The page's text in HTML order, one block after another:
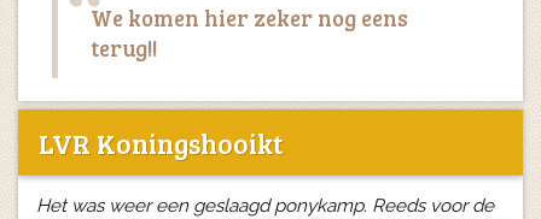
We komen hier zeker nog eens
terug!!
LVR Koningshooikt
Het was weer een geslaagd ponykamp. Reeds voor de